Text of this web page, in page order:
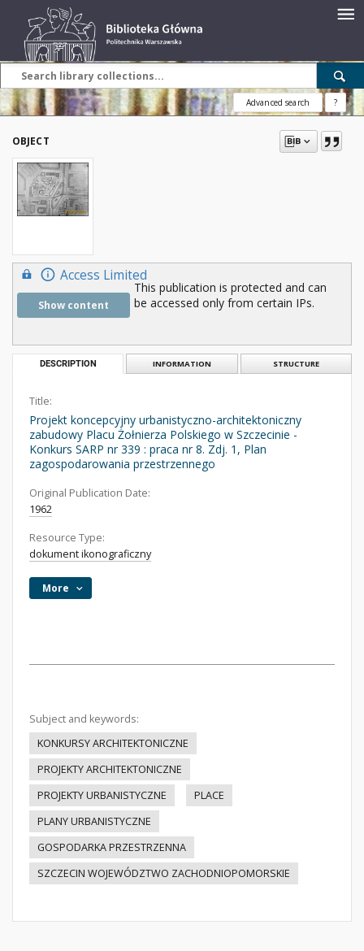
Advanced search ?
OBJECT
Access Limited
Show content
This publication is protected and can
be accessed only from certain IPs.
DESCRIPTION INFORMATION STRUCTURE
Title:
Projekt koncepcyjny urbanistyczno-architektoniczny
zabudowy Placu Żołnierza Polskiego w Szczecinie -
Konkurs SARP nr 339 : praca nr 8. Zdj. 1, Plan
zagospodarowania przestrzennego
Original Publication Date:
1962
Resource Type:
dokument ikonograficzny
More
Subject and keywords:
KONKURSY ARCHITEKTONICZNE
PROJEKTY ARCHITEKTONICZNE
PROJEKTY URBANISTYCZNE
PLACE
PLANY URBANISTYCZNE
GOSPODARKA PRZESTRZENNA
SZCZECIN WOJEWÓDZTWO ZACHODNIOPOMORSKIE